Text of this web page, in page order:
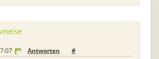
Antworten #